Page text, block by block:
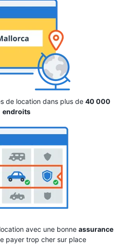
de location dans plus de 40 000
endroits
avec une bonne assurance
payer trop cher sur place